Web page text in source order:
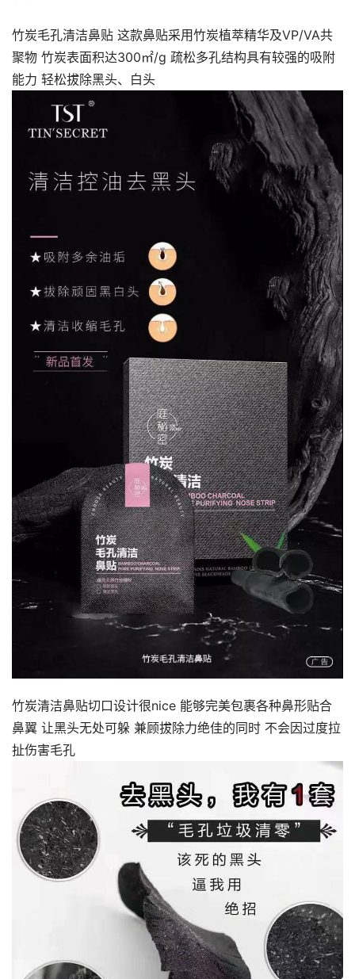
竹炭毛孔清洁鼻贴 这款鼻贴采用竹炭植萃精华及VP/VA共
聚物 竹炭表面积达300㎡/g 疏松多孔结构具有较强的吸附
能力 轻松拔除黑头、白头
竹炭清洁鼻贴切口设计很nice 能够完美包裹各种鼻形贴合
鼻翼 让黑头无处可躲 兼顾拔除力绝佳的同时 不会因过度拉
扯伤害毛孔